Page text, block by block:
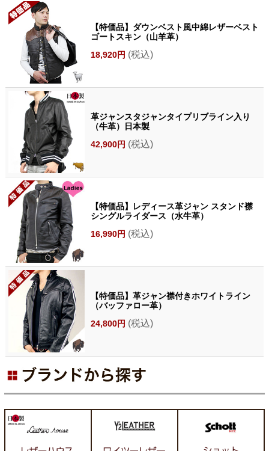
【特価品】ダウンベスト風中綿レザーベスト
ゴートスキン（山羊革）
18,920円 (税込)
革ジャンスタジャンタイプリブライン入り
（牛革）日本製
42,900円 (税込)
【特価品】レディース革ジャン スタンド襟
シングルライダース（水牛革）
16,990円 (税込)
【特価品】革ジャン襟付きホワイトライン
（バッファロー革）
24,800円 (税込)